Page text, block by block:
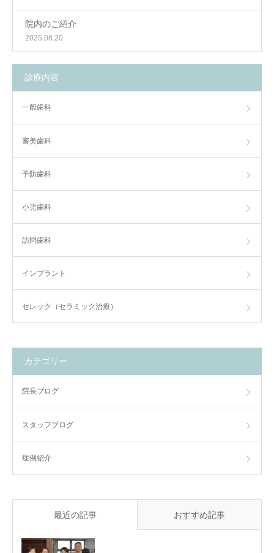
院内のご紹介
2025.08.20
診療内容
一般歯科
審美歯科
予防歯科
小児歯科
訪問歯科
インプラント
セレック（セラミック治療）
カテゴリー
院長ブログ
スタッフブログ
症例紹介
最近の記事 おすすめ記事